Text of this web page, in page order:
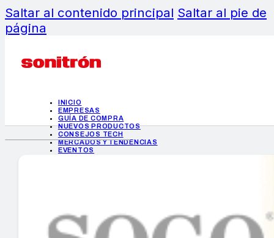
Saltar al contenido principal Saltar al pie de
página
INICIO
EMPRESAS
GUÍA DE COMPRA
NUEVOS PRODUCTOS
CONSEJOS TECH
MERCADOS Y TENDENCIAS
EVENTOS
INICIO